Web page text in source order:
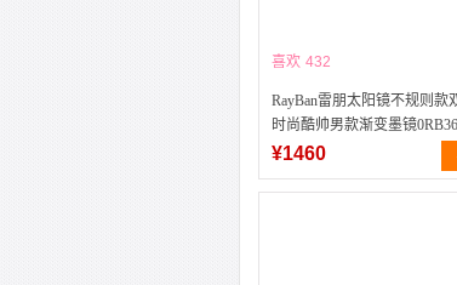
喜欢 432
RayBan雷朋太阳镜不规则款
时尚酷帅男款渐变墨镜
¥1460